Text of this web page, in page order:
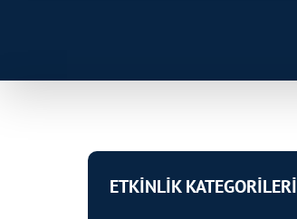
ETKİNLİK KATEGORİLERİ